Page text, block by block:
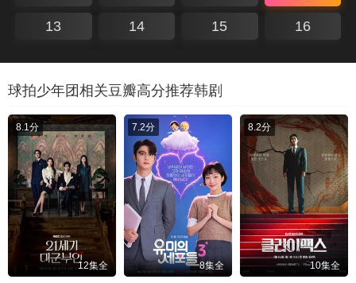
13 14 15 16
球拍少年团相关豆瓣高分推荐韩剧
8.1分
12集全
7.2分
8集全
8.2分
10集全